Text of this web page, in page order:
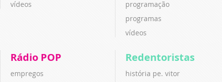
vídeos
programação
programas
vídeos
Rádio POP
empregos
Redentoristas
história pe. vitor